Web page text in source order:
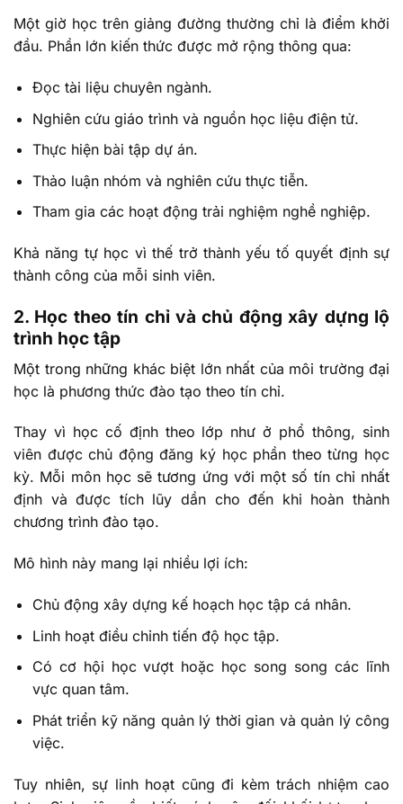
Một giờ học trên giảng đường thường chỉ là điểm khởi
đầu. Phần lớn kiến thức được mở rộng thông qua:
Đọc tài liệu chuyên ngành.
Nghiên cứu giáo trình và nguồn học liệu điện tử.
Thực hiện bài tập dự án.
Thảo luận nhóm và nghiên cứu thực tiễn.
Tham gia các hoạt động trải nghiệm nghề nghiệp.
Khả năng tự học vì thế trở thành yếu tố quyết định sự
thành công của mỗi sinh viên.
2. Học theo tín chỉ và chủ động xây dựng lộ
trình học tập
Một trong những khác biệt lớn nhất của môi trường đại
học là phương thức đào tạo theo tín chỉ.
Thay vì học cố định theo lớp như ở phổ thông, sinh
viên được chủ động đăng ký học phần theo từng học
kỳ. Mỗi môn học sẽ tương ứng với một số tín chỉ nhất
định và được tích lũy dần cho đến khi hoàn thành
chương trình đào tạo.
Mô hình này mang lại nhiều lợi ích:
Chủ động xây dựng kế hoạch học tập cá nhân.
Linh hoạt điều chỉnh tiến độ học tập.
Có cơ hội học vượt hoặc học song song các lĩnh
vực quan tâm.
Phát triển kỹ năng quản lý thời gian và quản lý công
việc.
Tuy nhiên, sự linh hoạt cũng đi kèm trách nhiệm cao